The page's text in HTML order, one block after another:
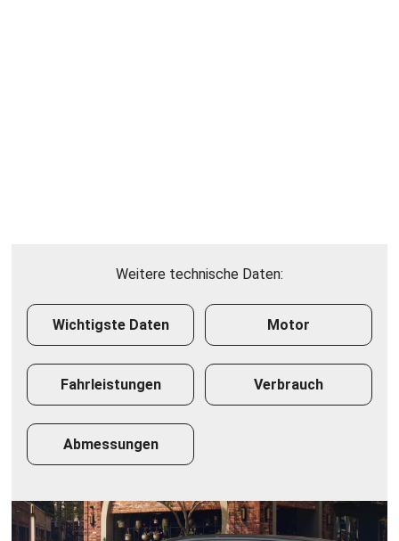
Weitere technische Daten:
Wichtigste Daten Motor
Fahrleistungen Verbrauch
Abmessungen